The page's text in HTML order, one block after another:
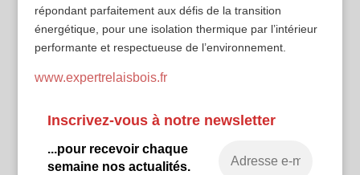
répondant parfaitement aux défis de la transition
énergétique, pour une isolation thermique par l’intérieur
performante et respectueuse de l’environnement.
www.expertrelaisbois.fr
Inscrivez-vous à notre newsletter
...pour recevoir chaque
semaine nos actualités.